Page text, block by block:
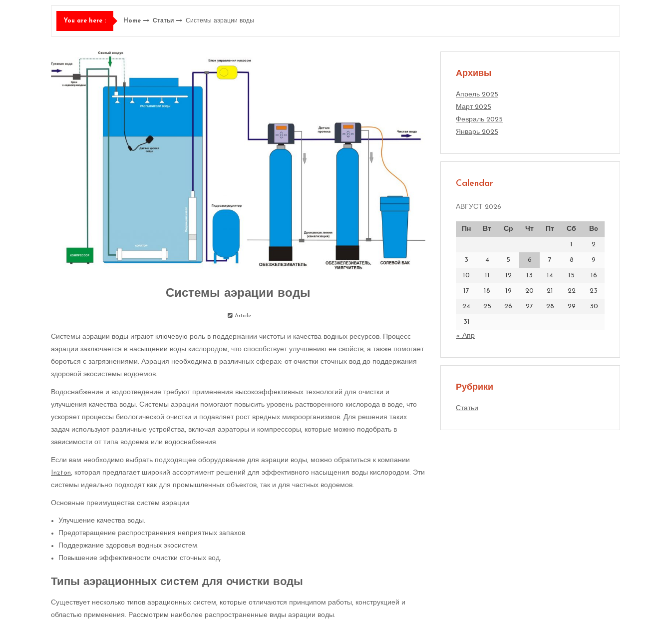
You are here : Home Статьи Системы аэрации воды
Системы аэрации воды
Article
Системы аэрации воды играют ключевую роль в поддержании чистоты и качества водных ресурсов. Процесс
аэрации заключается в насыщении воды кислородом, что способствует улучшению ее свойств, а также помогает
бороться с загрязнениями. Аэрация необходима в различных сферах: от очистки сточных вод до поддержания
здоровой экосистемы водоемов.
Водоснабжение и водоотведение требуют применения высокоэффективных технологий для очистки и
улучшения качества воды. Системы аэрации помогают повысить уровень растворенного кислорода в воде, что
ускоряет процессы биологической очистки и подавляет рост вредных микроорганизмов. Для решения таких
задач используют различные устройства, включая аэраторы и компрессоры, которые можно подобрать в
зависимости от типа водоема или водоснабжения.
Если вам необходимо выбрать подходящее оборудование для аэрации воды, можно обратиться к компании
Inzton, которая предлагает широкий ассортимент решений для эффективного насыщения воды кислородом. Эти
системы идеально подходят как для промышленных объектов, так и для частных водоемов.
Основные преимущества систем аэрации:
Улучшение качества воды.
Предотвращение распространения неприятных запахов.
Поддержание здоровья водных экосистем.
Повышение эффективности очистки сточных вод.
Типы аэрационных систем для очистки воды
Существует несколько типов аэрационных систем, которые отличаются принципом работы, конструкцией и
областью применения. Рассмотрим наиболее распространенные виды аэрации воды.
Архивы
Апрель 2025
Март 2025
Февраль 2025
Январь 2025
Calendar
АВГУСТ 2026
Пн Вт Ср Чт Пт Сб Вс
1 2
3 4 5 6 7 8 9
10 11 12 13 14 15 16
17 18 19 20 21 22 23
24 25 26 27 28 29 30
31
« Апр
Рубрики
Статьи